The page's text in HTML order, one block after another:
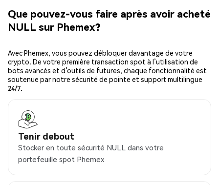
Que pouvez-vous faire après avoir acheté
NULL sur Phemex?
Avec Phemex, vous pouvez débloquer davantage de votre
crypto. De votre première transaction spot à l’utilisation de
bots avancés et d’outils de futures, chaque fonctionnalité est
soutenue par notre sécurité de pointe et support multilingue
24/7.
Tenir debout
Stocker en toute sécurité NULL dans votre
portefeuille spot Phemex